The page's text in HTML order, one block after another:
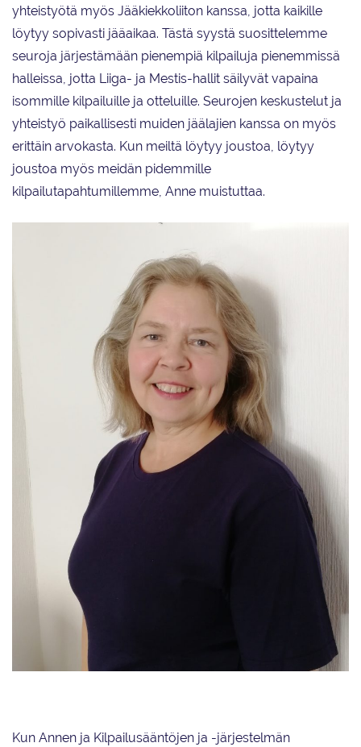
yhteistyötä myös Jääkiekkoliiton kanssa, jotta kaikille
löytyy sopivasti jääaikaa. Tästä syystä suosittelemme
seuroja järjestämään pienempiä kilpailuja pienemmissä
halleissa, jotta Liiga- ja Mestis-hallit säilyvät vapaina
isommille kilpailuille ja otteluille. Seurojen keskustelut ja
yhteistyö paikallisesti muiden jäälajien kanssa on myös
erittäin arvokasta. Kun meiltä löytyy joustoa, löytyy
joustoa myös meidän pidemmille
kilpailutapahtumillemme, Anne muistuttaa.
Kun Annen ja Kilpailusääntöjen ja -järjestelmän